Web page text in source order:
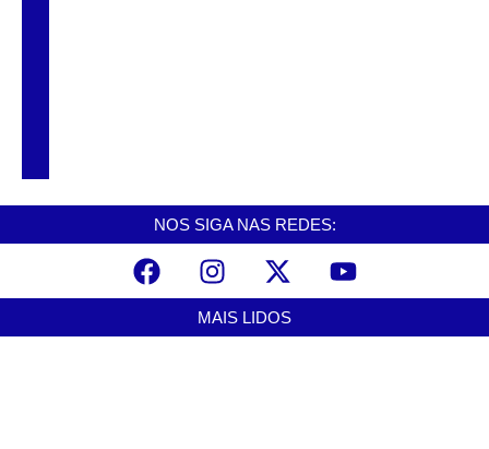
NOS SIGA NAS REDES:
MAIS LIDOS